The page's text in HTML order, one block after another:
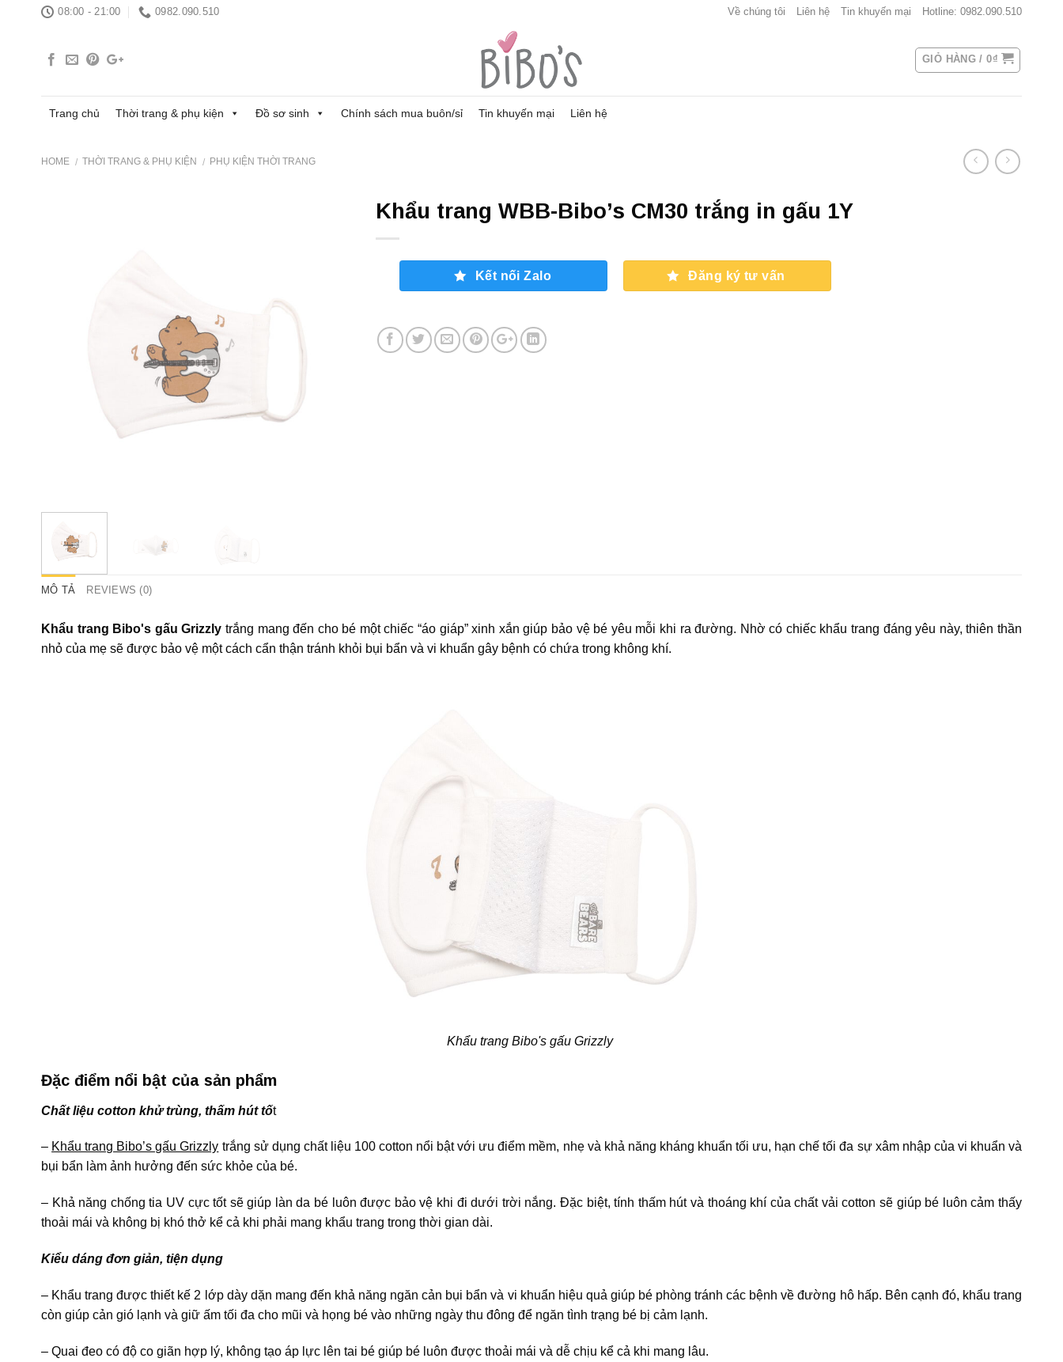
08:00 - 21:00 0982.090.510 Về chúng tôi Liên hệ Tin khuyến mại Hotline: 0982.090.510
GIỎ HÀNG /0₫
Trang chủ Thời trang & phụ kiện Đồ sơ sinh Chính sách mua buôn/sỉ Tin khuyến mại Liên hệ
HOME / THỜI TRANG & PHỤ KIỆN / PHỤ KIỆN THỜI TRANG
Khẩu trang WBB-Bibo’s CM30 trắng in gấu 1Y
Kết nối Zalo Đăng ký tư vấn
MÔ TẢ REVIEWS (0)
Khẩu trang Bibo's gấu Grizzly trắng mang đến cho bé một chiếc “áo giáp” xinh xắn giúp bảo vệ bé yêu mỗi khi ra đường. Nhờ có chiếc khẩu trang đáng yêu này, thiên thần
nhỏ của mẹ sẽ được bảo vệ một cách cẩn thận tránh khỏi bụi bẩn và vi khuẩn gây bệnh có chứa trong không khí.
Khẩu trang Bibo's gấu Grizzly
Đặc điểm nổi bật của sản phẩm
Chất liệu cotton khử trùng, thấm hút tốt
– Khẩu trang Bibo’s gấu Grizzly trắng sử dụng chất liệu 100 cotton nổi bật với ưu điểm mềm, nhẹ và khả năng kháng khuẩn tối ưu, hạn chế tối đa sự xâm nhập của vi khuẩn và
bụi bẩn làm ảnh hưởng đến sức khỏe của bé.
– Khả năng chống tia UV cực tốt sẽ giúp làn da bé luôn được bảo vệ khi đi dưới trời nắng. Đặc biệt, tính thấm hút và thoáng khí của chất vải cotton sẽ giúp bé luôn cảm thấy
thoải mái và không bị khó thở kể cả khi phải mang khẩu trang trong thời gian dài.
Kiểu dáng đơn giản, tiện dụng
– Khẩu trang được thiết kế 2 lớp dày dặn mang đến khả năng ngăn cản bụi bẩn và vi khuẩn hiệu quả giúp bé phòng tránh các bệnh về đường hô hấp. Bên cạnh đó, khẩu trang
còn giúp cản gió lạnh và giữ ấm tối đa cho mũi và họng bé vào những ngày thu đông để ngăn tình trạng bé bị cảm lạnh.
– Quai đeo có độ co giãn hợp lý, không tạo áp lực lên tai bé giúp bé luôn được thoải mái và dễ chịu kể cả khi mang lâu.